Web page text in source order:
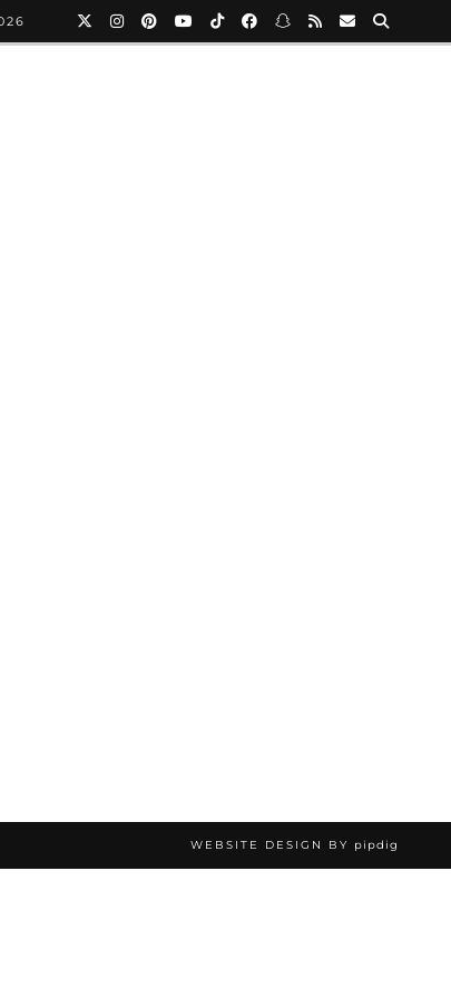
WEBSITE DESIGN BY pipdig